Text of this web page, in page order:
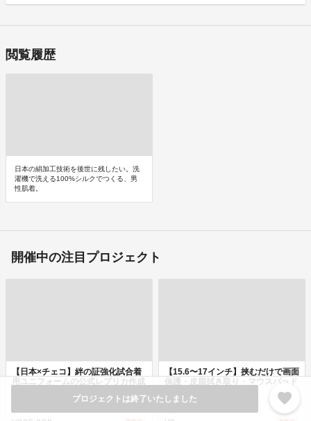
プロジェクトは終了いたしました favorite
閲覧履歴
日本の絹加工技術を後世に残したい。洗
濯機で洗える100%シルクでつくる、男
性肌着。
開催中の注目プロジェクト
【日本×チェコ】絆の証強化試合着
用ユニフォームの公式レプリカ作成
【15.6〜17インチ】挟むだけで画面
保護・皮脂拭き取り・マウスパッド